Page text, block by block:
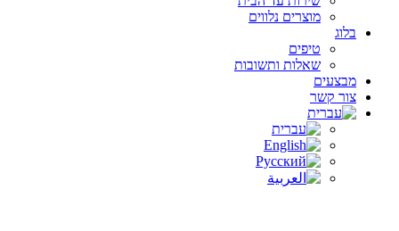
מוצרים נלווים
בלוג
טיפים
שאלות ותשובות
מבצעים
צור קשר